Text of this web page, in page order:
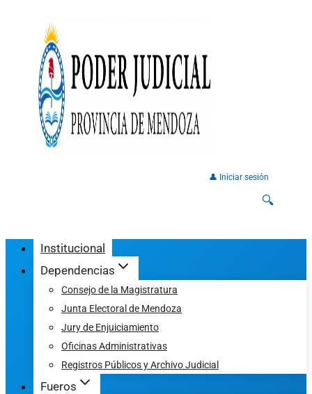
👤 Iniciar sesión
🔍
Institucional
Dependencias
Consejo de la Magistratura
Junta Electoral de Mendoza
Jury de Enjuiciamiento
Oficinas Administrativas
Registros Públicos y Archivo Judicial
Fueros